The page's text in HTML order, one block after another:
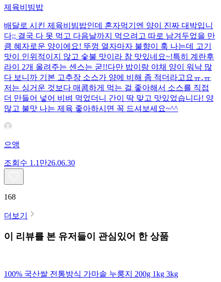
제육비빔밥
배달로 시킨 제육비빔밥인데 혼자먹기엔 양이 진짜 대박입니
다;; 결국 다 못 먹고 다음날까지 먹으려고 따로 남겨두었을 만
큼 혜자로운 양이에요! 뚜껑 열자마자 불향이 훅 나는데 고기
맛이 인위적이지 않고 숯불 맛이라 참 맛있네요~!특히 계란후
라이 2개 올려주는 센스는 굳!! ​다만 밥이랑 야채 양이 워낙 많
다 보니까 기본 고추장 소스가 양에 비해 좀 적더라고요ㅠ.ㅠ
저는 싱거운 것보다 매콤하게 먹는 걸 좋아해서 소스를 직접
더 만들어 넣어 비벼 먹었더니 간이 딱 맞고 맛있었습니다! 양
많고 불맛 나는 제육 좋아하시면 꼭 드셔보세요~^^
으앵
조회수 1.1만26.06.30
168
더보기
이 리뷰를 본 유저들이 관심있어 한 상품
100% 국산쌀 전통방식 가마솥 누룽지 200g 1kg 3kg